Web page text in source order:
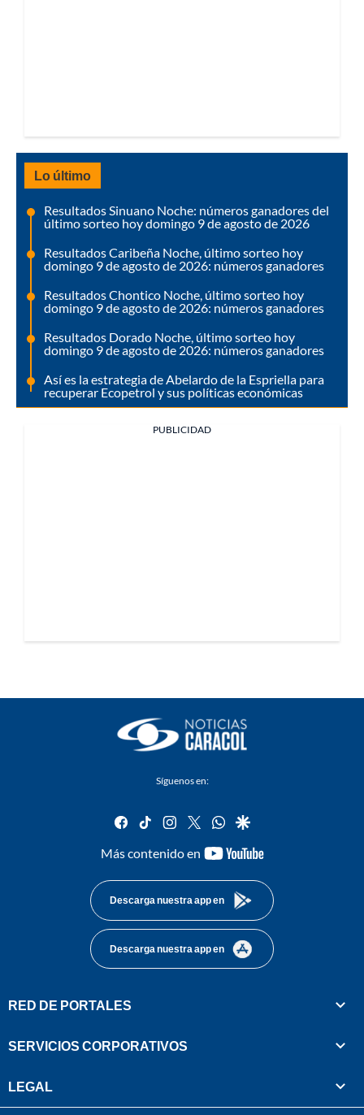
Lo último
Resultados Sinuano Noche: números ganadores del
último sorteo hoy domingo 9 de agosto de 2026
Resultados Caribeña Noche, último sorteo hoy
domingo 9 de agosto de 2026: números ganadores
Resultados Chontico Noche, último sorteo hoy
domingo 9 de agosto de 2026: números ganadores
Resultados Dorado Noche, último sorteo hoy
domingo 9 de agosto de 2026: números ganadores
Así es la estrategia de Abelardo de la Espriella para
recuperar Ecopetrol y sus políticas económicas
PUBLICIDAD
Síguenos en:
facebook
tiktok instagram
twitterwhatsapp
google
Más contenido en
youtube-
Descarga nuestra app en
Descarga nuestra app en
RED DE PORTALES
SERVICIOS CORPORATIVOS
LEGAL